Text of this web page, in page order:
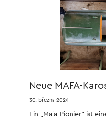
Neue MAFA-
30. března 2024
Ein „Mafa-Pionier“ ist